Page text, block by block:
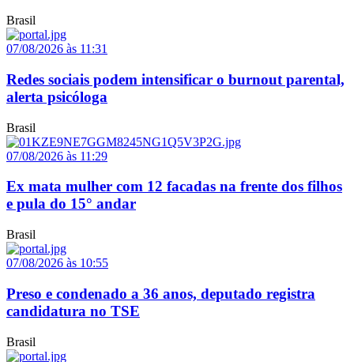
Brasil
07/08/2026 às 11:31
Redes sociais podem intensificar o burnout parental,
alerta psicóloga
Brasil
07/08/2026 às 11:29
Ex mata mulher com 12 facadas na frente dos filhos
e pula do 15° andar
Brasil
07/08/2026 às 10:55
Preso e condenado a 36 anos, deputado registra
candidatura no TSE
Brasil